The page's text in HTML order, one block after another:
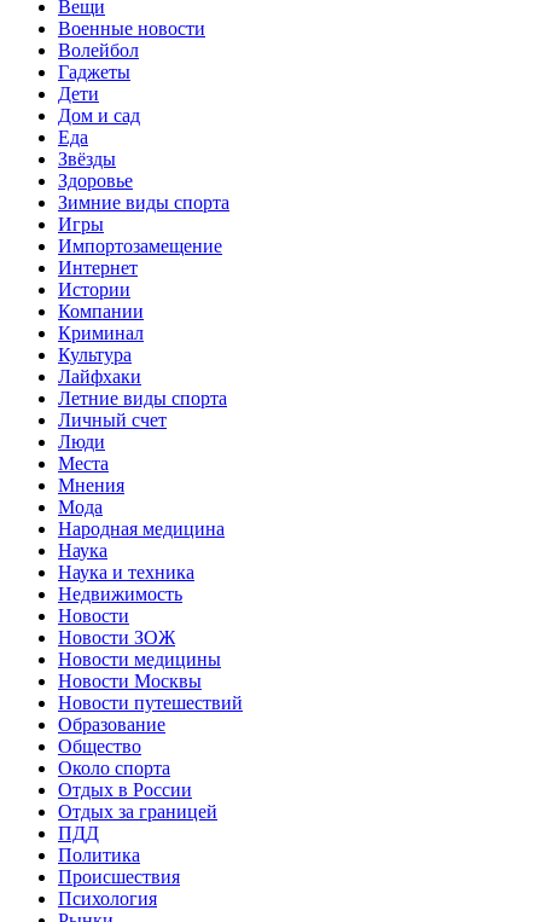
Вещи
Военные новости
Волейбол
Гаджеты
Дети
Дом и сад
Еда
Звёзды
Здоровье
Зимние виды спорта
Игры
Импортозамещение
Интернет
Истории
Компании
Криминал
Культура
Лайфхаки
Летние виды спорта
Личный счет
Люди
Места
Мнения
Мода
Народная медицина
Наука
Наука и техника
Недвижимость
Новости
Новости ЗОЖ
Новости медицины
Новости Москвы
Новости путешествий
Образование
Общество
Около спорта
Отдых в России
Отдых за границей
ПДД
Политика
Происшествия
Психология